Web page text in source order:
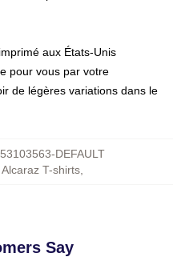
aux États-Unis
pour vous par votre
de légères variations dans le
DEFAULT
T-shirts,
Say